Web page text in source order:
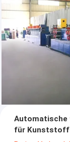
Automatische
für